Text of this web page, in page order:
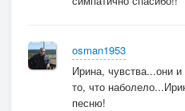
osman1953
Ирина, чувства...они
то, что
песню!